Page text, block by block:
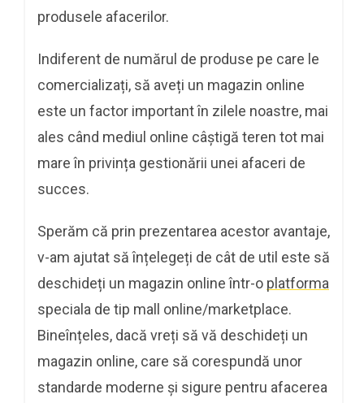
produsele afacerilor.
Indiferent de numărul de produse pe care le
comercializați, să aveți un magazin online
este un factor important în zilele noastre, mai
ales când mediul online câștigă teren tot mai
mare în privința gestionării unei afaceri de
succes.
Sperăm că prin prezentarea acestor avantaje,
v-am ajutat să înțelegeți de cât de util este să
deschideți un magazin online într-o platforma
speciala de tip mall online/marketplace.
Bineînțeles, dacă vreți să vă deschideți un
magazin online, care să corespundă unor
standarde moderne și sigure pentru afacerea